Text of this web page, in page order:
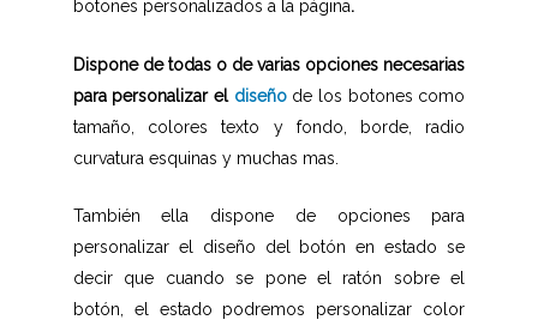
botones personalizados a la página.
Dispone de todas o de varias opciones necesarias
para personalizar eldiseñode los botones como
tamaño, colores texto y fondo, borde, radio
curvatura esquinas y muchas mas.
También ella dispone de opciones para
personalizar el diseño del botón en estado se
decir que cuando se pone el ratón sobre el
botón, el estado podremos personalizar color